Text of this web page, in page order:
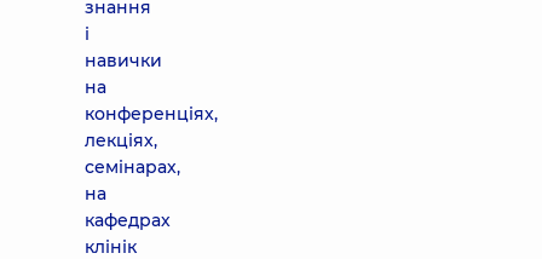
знання
і
навички
на
конференціях,
лекціях,
семінарах,
на
кафедрах
клінік